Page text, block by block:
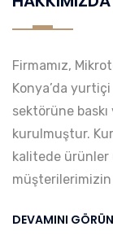
Firmamız,
Konya’da
sektörüne
kurulmuştur.
kalitede ürünler
müşterilerimizin
DEVAMINI